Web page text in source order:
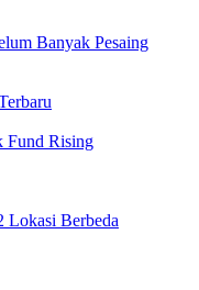
Banyak Pesaing
Fund Rising
Lokasi Berbeda